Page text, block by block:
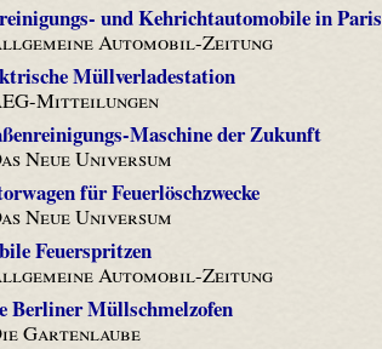
und Kehrichtautomobile in Paris
Automobil-Zeitung
Müllverladestation
Mitteilungen
Maschine der Zukunft
Neue Universum
für Feuerlöschzwecke
Neue Universum
Feuerspritzen
Automobil-Zeitung
Berliner Müllschmelzofen
Gartenlaube